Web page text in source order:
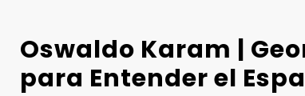
Oswaldo Karam |
para Entender el